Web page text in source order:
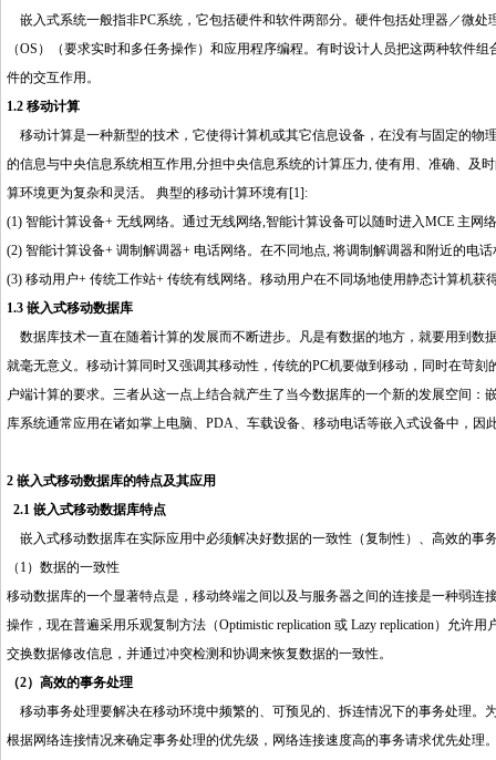
嵌入式系统一般指非PC系统，它包括硬件和软件两部分。硬件包括处理器／微
（OS）（要求实时和多任务操作）和应用程序编程。有时设计人员把这两种软件
件的交互作用 。
1.2 移动计算
移动计算是一种新型的技术，它使得计算机或其它信息设备，在没有与固定的物
的信息与中央信息系统相互作用,分担中央信息系统的计算压力, 使有用、准确、及
算环境更为复杂和灵活。 典型的移动计算环境有[1]:
(1) 智能计算设备+ 无线网络。通过无线网络,智能计算设备可以随时进入MCE 主网
(2) 智能计算设备+ 调制解调器+ 电话网络。在不同地点, 将调制解调器和附近的电
(3) 移动用户+ 传统工作站+ 传统有线网络。移动用户在不同场地使用静态计算机获
1.3 嵌入式移动数据库
数据库技术一直在随着计算的发展而不断进步。凡是有数据的地方，就要用到数
就毫无意义。移动计算同时又强调其移动性，传统的PC机要做到移动，同时在苛
户端计算的要求。三者从这一点上结合就产生了当今数据库的一个新的发展空间
库系统通常应用在诸如掌上电脑、PDA、车载设备、移动电话等嵌入式设备中，因
2 嵌入式移动数据库的特点及其应用
2.1 嵌入式移动数据库特点
嵌入式移动数据库在实际应用中必须解决好数据的一致性（复制性）、高效的事
（1）数据的一致性
移动数据库的一个显著特点是，移动终端之间以及与服务器之间的连接是一种弱
操作，现在普遍采用乐观复制方法（Optimistic replication 或 Lazy replication）允
交换数据修改信息，并通过冲突检测和协调来恢复数据的一致性。
（2）高效的事务处理
移动事务处理要解决在移动环境中频繁的、可预见的、拆连情况下的事务处理。
根据网络连接情况来确定事务处理的优先级，网络连接速度高的事务请求优先处理